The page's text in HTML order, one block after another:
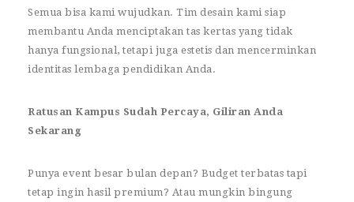
Semua bisa kami wujudkan. Tim desain kami siap
membantu Anda menciptakan tas kertas yang tidak
hanya fungsional, tetapi juga estetis dan mencerminkan
identitas lembaga pendidikan Anda.
Ratusan Kampus Sudah Percaya, Giliran Anda
Sekarang
Punya event besar bulan depan? Budget terbatas tapi
tetap ingin hasil premium? Atau mungkin bingung